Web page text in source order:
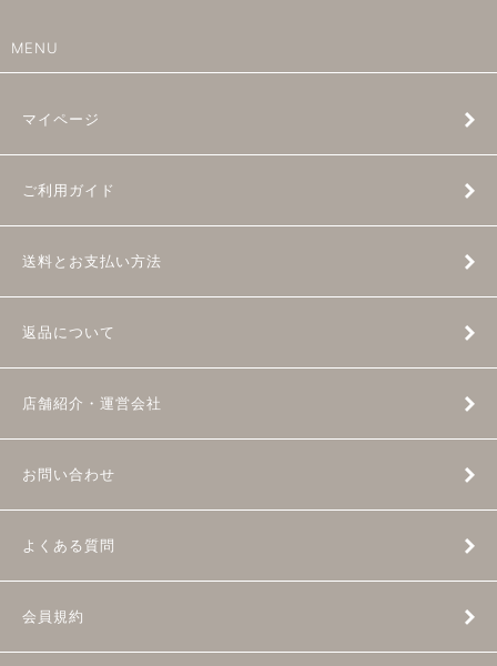
MENU
マイページ
ご利用ガイド
送料とお支払い方法
返品について
店舗紹介・運営会社
お問い合わせ
よくある質問
会員規約